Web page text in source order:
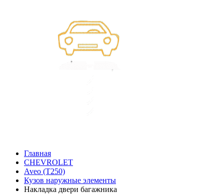
Главная
CHEVROLET
Aveo (T250)
Кузов наружные элементы
Накладка двери багажника